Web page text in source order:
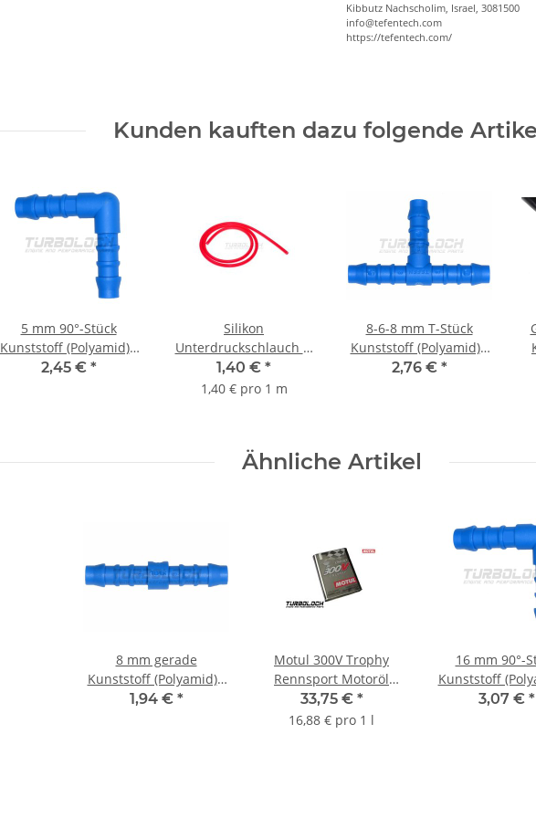
Kibbutz Nachscholim, Israel, 3081500
info@tefentech.com
https://tefentech.com/
Kunden kauften dazu folgende
5 mm 90°-Stück
Kunststoff (Polyamid) -
blau
2,45 € *
Silikon
Unterdruckschlauch Ø
4 mm - rot
1,40 € *
1,40 € pro 1 m
8-6-8 mm T-Stück
Kunststoff (Polyamid) -
blau
2,76 € *
Ähnliche Artikel
8 mm gerade
Kunststoff (Polyamid) -
blau
1,94 € *
Motul 300V Trophy
Rennsport Motoröl
0W40 - 2L 103127
33,75 € *
16,88 € pro 1 l
16 mm 90°-
Kunststoff
blau
3,07 € *